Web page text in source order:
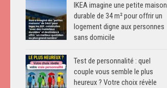
IKEA imagine une petite maison
durable de 34 m² pour offrir un
logement digne aux personnes
sans domicile
Test de personnalité : quel
couple vous semble le plus
heureux ? Votre choix révèle